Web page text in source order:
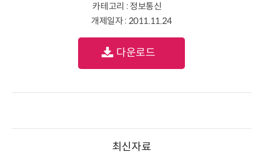
카테고리 : 정보통신
개제일자 : 2011.11.24
다운로드
최신자료